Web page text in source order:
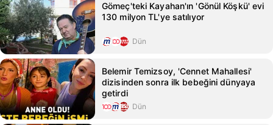
Gömeç'teki Kayahan'ın 'Gönül Köşkü' evi
130 milyon TL'ye satılıyor
Dün
Belemir Temizsoy, 'Cennet Mahallesi'
dizisinden sonra ilk bebeğini dünyaya
getirdi
Dün